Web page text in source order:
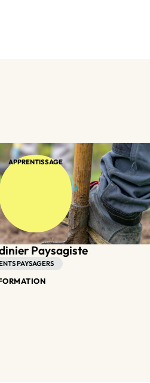
APPRENTISSAGE
Paysagers
PAYSAGERS